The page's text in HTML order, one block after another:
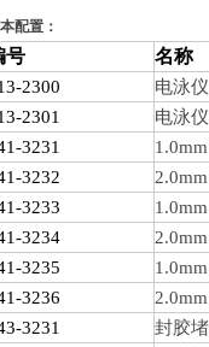
配置：
号 名称
2300
电泳
2301
电泳
3231
3232
3233
3234
3235
3236
3231
封胶